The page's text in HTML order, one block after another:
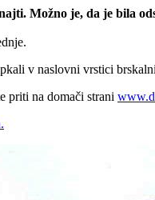
Možno je, da je bila
v naslovni vrstici
priti na domači strani